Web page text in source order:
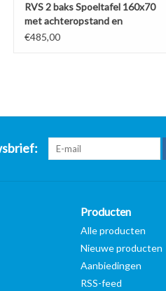
RVS 2 baks Spoeltafel 160x70
met achteropstand en
Bodemplaat (Nieuw!!)
€485,00
Producten
Alle producten
Nieuwe producten
Aanbiedingen
RSS-feed